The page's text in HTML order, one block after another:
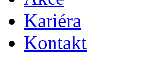
Kariéra
Kontakt